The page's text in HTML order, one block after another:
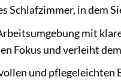
Schlafzimmer, in dem
mit
Fokus und verleiht
und pflegeleichten